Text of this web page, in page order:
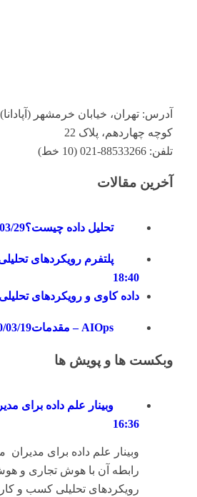
آدرس: تهران، خیابان خرمشهر
کوچه چهاردهم، پلاک 22
تلفن: 88533266-021 (10 خط)
آخرین مقالات
تحلیل داده چیست؟- 14:50
پلتفرم رویکردهای
18:40
داده کاوی و رویکردهای تحلیلی
AIOps – مقدمات 19 - 13:37
وبکست ها و پویش ها
وبینار علم داده برای
16:36
وبینار علم داده برای
رابطه آن با هوش تجاری و